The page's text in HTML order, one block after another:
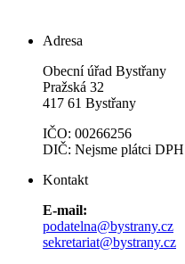
Adresa
Obecní úřad Bystřany
Pražská 32
417 61 Bystřany
IČO: 00266256
DIČ: Nejsme plátci DPH
Kontakt
E-mail:
podatelna@bystrany.cz
sekretariat@bystrany.cz